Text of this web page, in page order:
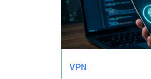
VPN